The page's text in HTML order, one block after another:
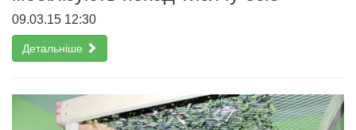
09.03.15 12:30
Детальніше